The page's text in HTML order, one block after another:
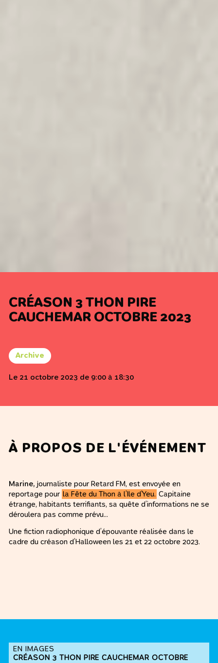
CRÉASON 3 THON PIRE
CAUCHEMAR OCTOBRE 2023
Archive
Le 21 octobre 2023 de 9:00 à 18:30
À PROPOS DE L'ÉVÉNEMENT
Marine, journaliste pour Retard FM, est envoyée en
reportage pour la Fête du Thon à l’Ile d’Yeu. Capitaine
étrange, habitants terrifiants, sa quête d’informations ne se
déroulera pas comme prévu…
Une fiction radiophonique d’épouvante réalisée dans le
cadre du créason d’Halloween les 21 et 22 octobre 2023.
EN IMAGES
CRÉASON 3 THON PIRE CAUCHEMAR OCTOBRE